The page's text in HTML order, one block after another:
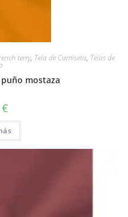
terry, Tela de Camiseta, Telas de
mostaza
€